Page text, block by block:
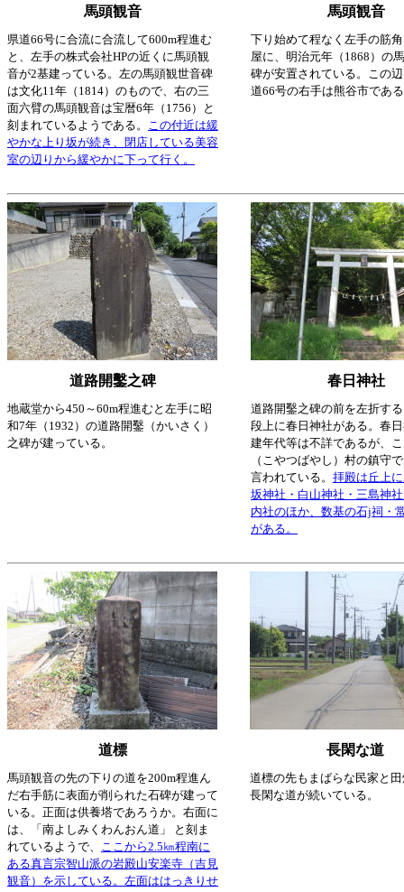
馬頭観音 馬頭観音
県道66号に合流に合流して600m程進む
と、左手の株式会社HPの近くに馬頭観
音が2基建っている。左の馬頭観世音碑
は文化11年（1814）のもので、右の三
面六臂の馬頭観音は宝暦6年（1756）と
刻まれているようである。 この付近は緩
やかな上り坂が続き、閉店している美容
室の辺りから緩やかに下って行く。
下り始めて程なく左手の筋
屋に、明治元年（1868）の
碑が安置されている。この
道66号の右手は熊谷市であ
道路開鑿之碑 春日神社
地蔵堂から450～60m程進むと左手に昭
和7年（1932）の道路開鑿（かいさく）
之碑が建っている。
道路開鑿之碑の前を左折す
段上に春日神社がある。春
建年代等は不詳であるが、
（こやつばやし）村の鎮守
言われている。 拝殿は丘上
坂神社・白山神社・三島神
内社のほか、数基の石j祠・
がある。
道標 長閑な道
馬頭観音の先の下りの道を200m程進ん
だ右手筋に表面が削られた石碑が建って
いる。正面は供養塔であろうか。右面に
は、「南よしみくわんおん道」 と刻ま
れているようで、 ここから2.5㎞程南に
ある真言宗智山派の岩殿山安楽寺（吉見
観音）を示している。左面ははっきりせ
道標の先もまばらな民家と
長閑な道が続いている。